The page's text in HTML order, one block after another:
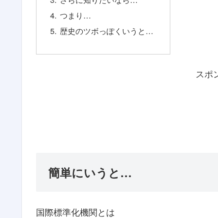
つまり…
歴史のツボっぽくいうと…
スポ
簡単にいうと…
国際標準化機関とは